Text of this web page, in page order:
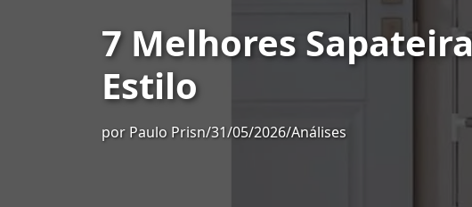
7 Melhores
Estilo
por Paulo Prisn/31/05/2026/Análises